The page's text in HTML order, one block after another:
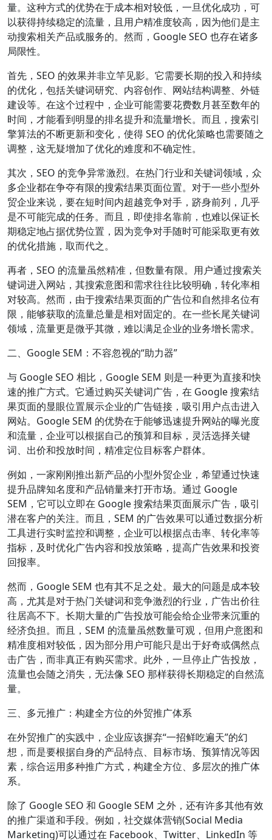
量。这种方式的优势在于成本相对较低，一旦优化成功，可
以获得持续稳定的流量，且用户精准度较高，因为他们是主
动搜索相关产品或服务的。然而，Google SEO 也存在诸多
局限性。
首先，SEO 的效果并非立竿见影。它需要长期的投入和持续
的优化，包括关键词研究、内容创作、网站结构调整、外链
建设等。在这个过程中，企业可能需要花费数月甚至数年的
时间，才能看到明显的排名提升和流量增长。而且，搜索引
擎算法的不断更新和变化，使得 SEO 的优化策略也需要随之
调整，这无疑增加了优化的难度和不确定性。
其次，SEO 的竞争异常激烈。在热门行业和关键词领域，众
多企业都在争夺有限的搜索结果页面位置。对于一些小型外
贸企业来说，要在短时间内超越竞争对手，跻身前列，几乎
是不可能完成的任务。而且，即使排名靠前，也难以保证长
期稳定地占据优势位置，因为竞争对手随时可能采取更有效
的优化措施，取而代之。
再者，SEO 的流量虽然精准，但数量有限。用户通过搜索关
键词进入网站，其搜索意图和需求往往比较明确，转化率相
对较高。然而，由于搜索结果页面的广告位和自然排名位有
限，能够获取的流量总量是相对固定的。在一些长尾关键词
领域，流量更是微乎其微，难以满足企业的业务增长需求。
二、Google SEM：不容忽视的“助力器”
与 Google SEO 相比，Google SEM 则是一种更为直接和快
速的推广方式。它通过购买关键词广告，在 Google 搜索结
果页面的显眼位置展示企业的广告链接，吸引用户点击进入
网站。Google SEM 的优势在于能够迅速提升网站的曝光度
和流量，企业可以根据自己的预算和目标，灵活选择关键
词、出价和投放时间，精准定位目标客户群体。
例如，一家刚刚推出新产品的小型外贸企业，希望通过快速
提升品牌知名度和产品销量来打开市场。通过 Google
SEM，它可以立即在 Google 搜索结果页面展示广告，吸引
潜在客户的关注。而且，SEM 的广告效果可以通过数据分析
工具进行实时监控和调整，企业可以根据点击率、转化率等
指标，及时优化广告内容和投放策略，提高广告效果和投资
回报率。
然而，Google SEM 也有其不足之处。最大的问题是成本较
高，尤其是对于热门关键词和竞争激烈的行业，广告出价往
往居高不下。长期大量的广告投放可能会给企业带来沉重的
经济负担。而且，SEM 的流量虽然数量可观，但用户意图和
精准度相对较低，因为部分用户可能只是出于好奇或偶然点
击广告，而非真正有购买需求。此外，一旦停止广告投放，
流量也会随之消失，无法像 SEO 那样获得长期稳定的自然流
量。
三、多元推广：构建全方位的外贸推广体系
在外贸推广的实践中，企业应该摒弃“一招鲜吃遍天”的幻
想，而是要根据自身的产品特点、目标市场、预算情况等因
素，综合运用多种推广方式，构建全方位、多层次的推广体
系。
除了 Google SEO 和 Google SEM 之外，还有许多其他有效
的推广渠道和手段。例如，社交媒体营销(Social Media
Marketing)可以通过在 Facebook、Twitter、LinkedIn 等